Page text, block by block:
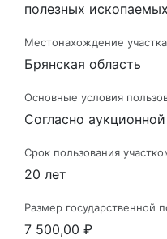
полезных ископаемых
Местонахождение
Брянская область
Основные условия
Согласно
Срок пользования
20 лет
Размер государственной
7 500,00 ₽